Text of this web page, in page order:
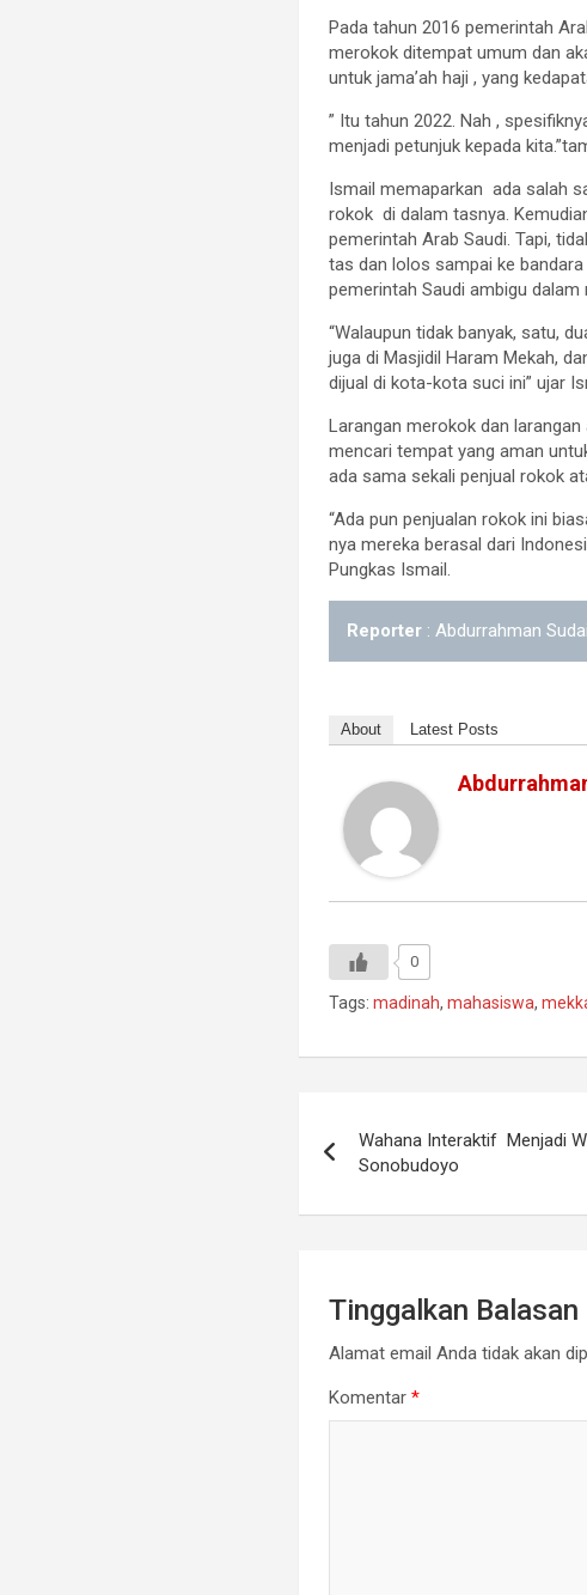
Pada tahun 2016 pemerintah
merokok ditempat umum dan
untuk jama’ah haji , yang
” Itu tahun 2022. Nah ,
menjadi petunjuk kepada
Ismail memaparkan ada salah
rokok di dalam tasnya.
pemerintah Arab Saudi. Tapi,
tas dan lolos sampai ke
pemerintah Saudi ambigu dalam
“Walaupun tidak banyak, satu,
juga di Masjidil Haram Mekah,
dijual di kota-kota suci ini” ujar
Larangan merokok dan
mencari tempat yang aman
ada sama sekali penjual rokok
“Ada pun penjualan rokok ini
nya mereka berasal dari
Pungkas Ismail.
Reporter : Abdurrahman
About Latest Posts
0
Tags: madinah,mahasiswa,
pos
Wahana Interaktif Menjadi
Sonobudoyo
Tinggalkan Balasan
Alamat email Anda tidak akan
Komentar*